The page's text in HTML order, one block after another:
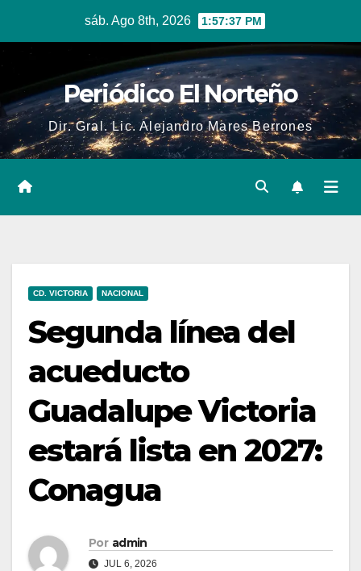
sáb. Ago 8th, 2026 1:57:38 PM
Periódico El Norteño
Dir. Gral. Lic. Alejandro Mares Berrones
CD. VICTORIA NACIONAL
Segunda línea del
acueducto
Guadalupe Victoria
estará lista en 2027:
Conagua
Por admin
JUL 6, 2026